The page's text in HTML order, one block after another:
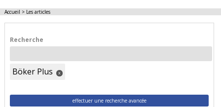
Accueil > Les articles
Recherche
Böker Plus x
effectuer une recherche avancée